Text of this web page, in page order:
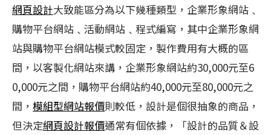
網頁設計大致能區分為以下幾種類型，企業形象網站﹑
購物平台網站﹑活動網站﹑程式編寫，其中企業形象網
站與購物平台網站模式較固定，製作費用有大概的區
間，以客製化網站來講，企業形象網站約30,000元至6
0,000元之間，購物平台網站約40,000元至80,000元之
間， 模組型網站報價則較低，設計是個很抽象的商品，
但決定網頁設計報價通常有個依據，「設計的品質＆設